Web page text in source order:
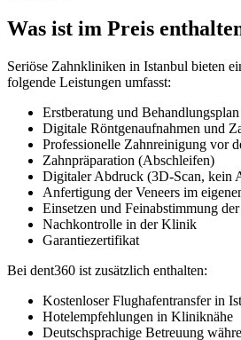
Was ist im Preis
Seriöse Zahnkliniken in Istanbul bieten
folgende Leistungen umfasst:
Erstberatung und Behandlungsplan
Digitale Röntgenaufnahmen und
Professionelle Zahnreinigung vor
Zahnpräparation (Abschleifen)
Digitaler Abdruck (3D-Scan, kein
Anfertigung der Veneers im
Einsetzen und Feinabstimmung der
Nachkontrolle in der Klinik
Garantiezertifikat
Bei dent360 ist zusätzlich enthalten:
Kostenloser Flughafentransfer in
Hotelempfehlungen in Kliniknähe
Deutschsprachige Betreuung